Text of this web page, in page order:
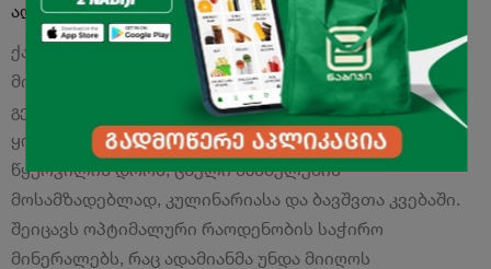
აღწერა
ქართული დაბალმინერალიზებული ნატურალური
მინერალური წყალია, აქვს სასიამოვნო და რბილი
გემო. მისი გამოყენება შესაძლებელია
ყოველდღიურად, ყოველგვარი შეზღუდვის გარეშე:
წყურვილის დროს, ცხელი სასმელების
მოსამზადებლად, კულინარიასა და ბავშვთა კვებაში.
შეიცავს ოპტიმალური რაოდენობის საჭირო
მინერალებს, რაც ადამიანმა უნდა მიიღოს